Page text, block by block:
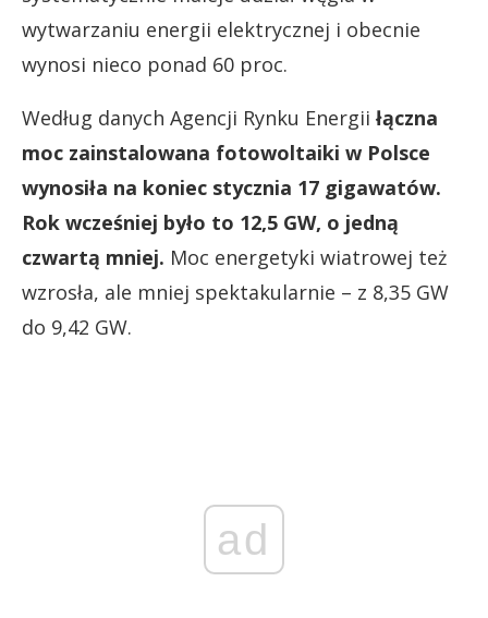
wytwarzaniu energii elektrycznej i obecnie
wynosi nieco ponad 60 proc.
Według danych Agencji Rynku Energii łączna
moc zainstalowana fotowoltaiki w Polsce
wynosiła na koniec stycznia 17 gigawatów.
Rok wcześniej było to 12,5 GW, o jedną
czwartą mniej. Moc energetyki wiatrowej też
wzrosła, ale mniej spektakularnie – z 8,35 GW
do 9,42 GW.
ad